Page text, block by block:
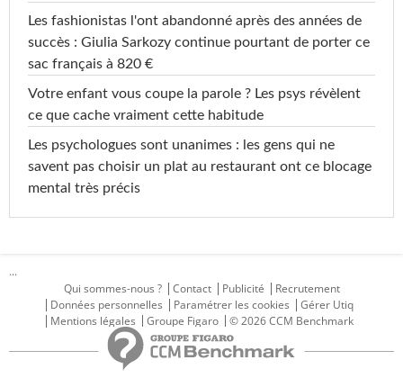
Les fashionistas l'ont abandonné après des années de
succès : Giulia Sarkozy continue pourtant de porter ce
sac français à 820 €
Votre enfant vous coupe la parole ? Les psys révèlent
ce que cache vraiment cette habitude
Les psychologues sont unanimes : les gens qui ne
savent pas choisir un plat au restaurant ont ce blocage
mental très précis
...
Qui sommes-nous ?
Contact Publicité
Recrutement
Données personnelles
Paramétrer les cookies
Gérer Utiq
Mentions légales
Groupe Figaro © 2026 CCM Benchmark